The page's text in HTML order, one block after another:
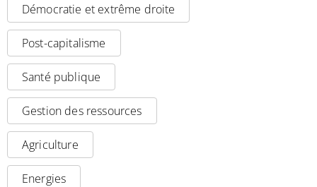
Démocratie et extrême droite
Post-capitalisme
Santé publique
Gestion des ressources
Agriculture
Energies